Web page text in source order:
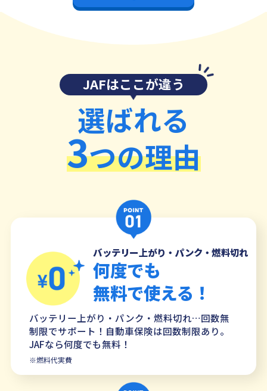
JAFはここが違う
選ばれる
3つの理由
バッテリー上がり・パンク・燃料切れ
何度でも
無料で使える！
バッテリー上がり・パンク・燃料切れ…回数無
制限でサポート！自動車保険は回数制限あり。
JAFなら何度でも無料！
※燃料代実費